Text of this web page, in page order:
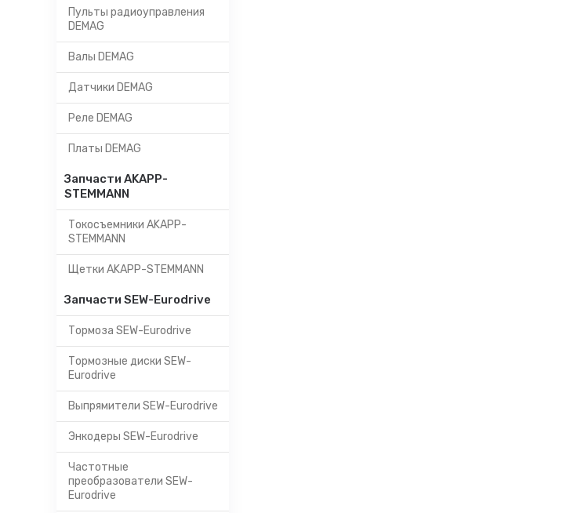
Пульты радиоуправления
DEMAG
Валы DEMAG
Датчики DEMAG
Реле DEMAG
Платы DEMAG
Запчасти AKAPP-
STEMMANN
Токосъемники AKAPP-
STEMMANN
Щетки AKAPP-STEMMANN
Запчасти SEW-Eurodrive
Тормоза SEW-Eurodrive
Тормозные диски SEW-
Eurodrive
Выпрямители SEW-Eurodrive
Энкодеры SEW-Eurodrive
Частотные
преобразователи SEW-
Eurodrive